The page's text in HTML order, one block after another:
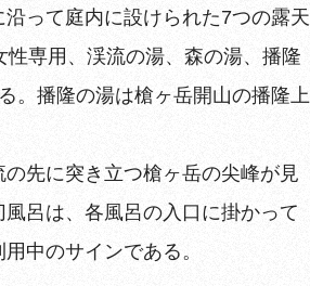
って庭内に設けられた7つの露天
専用、渓流の湯、森の湯、播隆
。播隆の湯は槍ヶ岳開山の播隆上
先に突き立つ槍ヶ岳の尖峰が見
呂は、各風呂の入口に掛かって
中のサインである。